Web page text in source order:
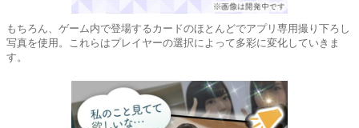
もちろん、ゲーム内で登場するカードのほとんどでアプリ専用撮り下ろし
写真を使用。これらはプレイヤーの選択によって多彩に変化していきま
す。